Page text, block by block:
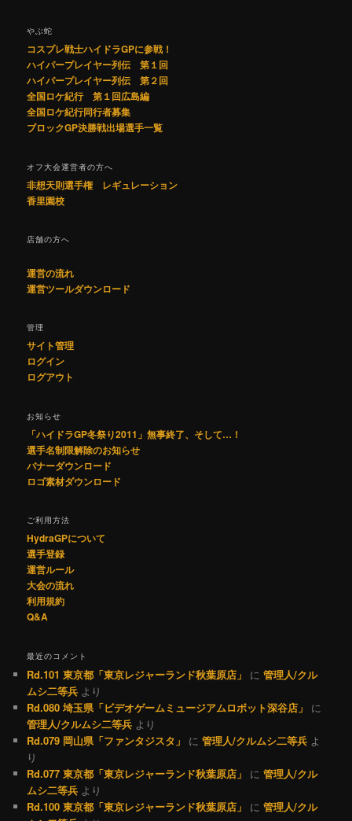
やぶ蛇
コスプレ戦士ハイドラGPに参戦！
ハイパープレイヤー列伝 第１回
ハイパープレイヤー列伝 第２回
全国ロケ紀行 第１回広島編
全国ロケ紀行同行者募集
ブロックGP決勝戦出場選手一覧
オフ大会運営者の方へ
非想天則選手権 レギュレーション
香里園校
店舗の方へ
運営の流れ
運営ツールダウンロード
管理
サイト管理
ログイン
ログアウト
お知らせ
「ハイドラGP冬祭り2011」無事終了、そして…！
選手名制限解除のお知らせ
バナーダウンロード
ロゴ素材ダウンロード
ご利用方法
HydraGPについて
選手登録
運営ルール
大会の流れ
利用規約
Q&A
最近のコメント
Rd.101 東京都「東京レジャーランド秋葉原店」 に管理人/クル
ムシ二等兵 より
Rd.080 埼玉県「ビデオゲームミュージアムロボット深谷店」
に
管理人/クルムシ二等兵 より
Rd.079 岡山県「ファンタジスタ」
に管理人/クルムシ二等兵 よ
り
Rd.077 東京都「東京レジャーランド秋葉原店」
に管理人/クル
ムシ二等兵 より
Rd.100 東京都「東京レジャーランド秋葉原店」
に管理人/クル